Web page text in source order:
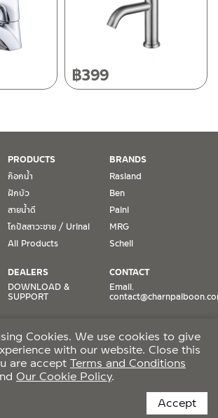
ลา 8:30-17:30 น.
น.
หยุดนักขัตฤกษ์
สินค้าได้ หากไม่มีเอกสารดังกล่าว
จะรับประกันฉพาะสินค้าที่อยู่ในสภาพการใช้งาน
ด ร้าว ตกพื้น หรือสภาพภายนอกอยู่ในสภาพที่ใช้
ถือว่าไม่อยู่ในเงื่อนไขการรับประกัน
จะรับประกันเฉพาะชิ้นส่วนที่แจ้ง เช่น ก๊อกน้ำ จะ
รับประกันนั้นๆ
ฯ ต้องชดเชยสินค้าชิ้นใหม่ให้ลูกค้า ทางบริษัทฯ จะ
วัสดุอุปกรณ์ที่เกี่ยวเนื่องกับสินค้าของบริษัทฯ ที่มี
ใหม่ หรือเกิดจากการรื้อถอนสินค้าที่เสียหาย ทา
บถึงค่าใช้จ่าย หรือชดเชยวัสดุอุปกรณ์ที่เกี่ยว
ครอบคลุมถึงค่าความเสียหายใดๆ ที่เกิดขึ้นจากตัว
฿399
PRODUCTS
ก๊อกน้ำ
ฝักบัว
สายน้ำดี
โถปัสสาวะชาย / Urinal
All Products
BRANDS
Rasland
Ben
Paini
MRG
Schell
DEALERS
DOWNLOAD &
SUPPORT
Lazada
Shopee
CONTACT
Email.
TikTok
Facebook
CCTV POLICY
Cookies. We use cookies to give
with our website. Close this
are accept Terms and Conditions
Our Cookie Policy.
Accept